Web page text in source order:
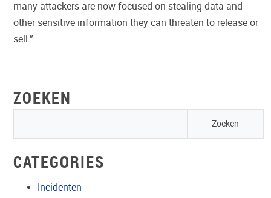
many attackers are now focused on stealing data and
other sensitive information they can threaten to release or
sell.”
ZOEKEN
CATEGORIES
Incidenten